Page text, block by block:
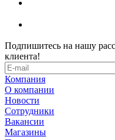
Подпишитесь на нашу
клиента!
Компания
О компании
Новости
Сотрудники
Вакансии
Магазины